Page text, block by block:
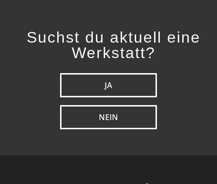
Suchst du aktuell eine
Werkstatt?
JA
NEIN